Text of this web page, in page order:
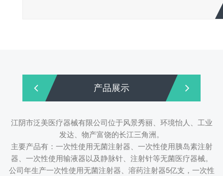
产品展示
江阴市泛美医疗器械有限公司位于风景秀丽、环境怡人、工业
发达、物产富饶的长江三角洲。
主要产品有：一次性使用无菌注射器、一次性使用胰岛素注射
器、一次性使用输液器以及静脉针、注射针等无菌医疗器械。
公司年生产一次性使用无菌注射器、溶药注射器5亿支，一次性